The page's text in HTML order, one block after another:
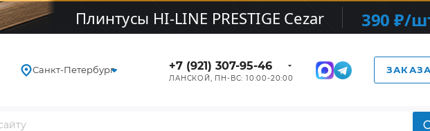
Санкт-Петербург +7 (921) 307-95-46
ЛАНСКОЙ, ПН-ВС: 10:00-20:00